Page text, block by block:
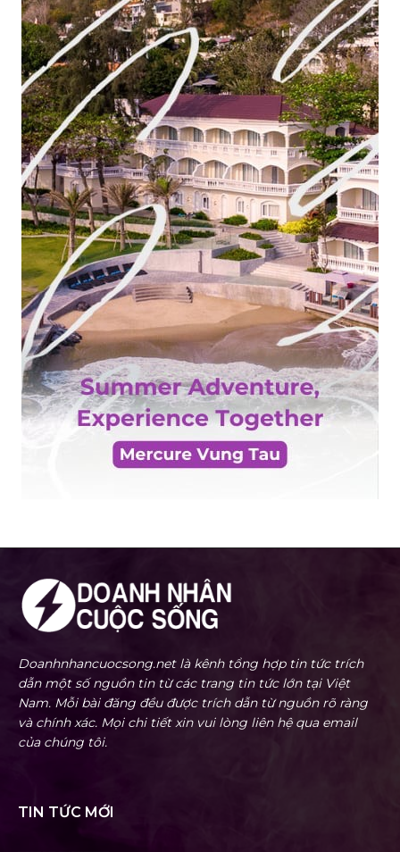
Doanhnhancuocsong.net là kênh tổng hợp tin tức trích
dẫn một số nguồn tin từ các trang tin tức lớn tại Việt
Nam. Mỗi bài đăng đều được trích dẫn từ nguồn rõ ràng
và chính xác. Mọi chi tiết xin vui lòng liên hệ qua email
của chúng tôi.
TIN TỨC MỚI